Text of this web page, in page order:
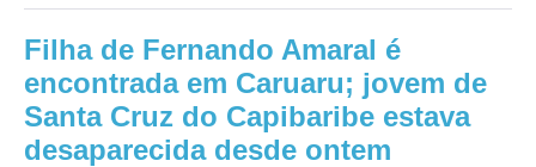
Filha de Fernando Amaral é
encontrada em Caruaru; jovem de
Santa Cruz do Capibaribe estava
desaparecida desde ontem